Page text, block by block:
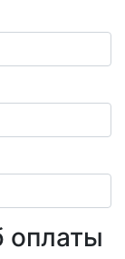
оплаты